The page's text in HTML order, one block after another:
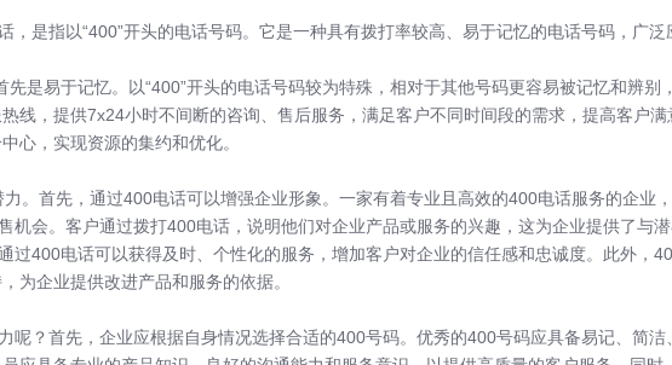
，是指以“400”开头的电话号码。它是一种具有拨打率较高、易于记忆的电话号码，广
先是易于记忆。以“400”开头的电话号码较为特殊，相对于其他号码更容易被记忆和辨
线，提供7x24小时不间断的咨询、售后服务，满足客户不同时间段的需求，提高客户
心，实现资源的集约和优化。
首先，通过400电话可以增强企业形象。一家有着专业且高效的400电话服务的企业
机会。客户通过拨打400电话，说明他们对企业产品或服务的兴趣，这为企业提供了与
过400电话可以获得及时、个性化的服务，增加客户对企业的信任感和忠诚度。此外，
为企业提供改进产品和服务的依据。
？首先，企业应根据自身情况选择合适的400号码。优秀的400号码应具备易记、简洁